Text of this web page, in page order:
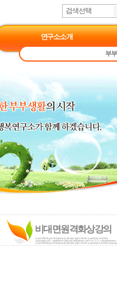
검색선택
연구소소개
부
비대면원격화상강의